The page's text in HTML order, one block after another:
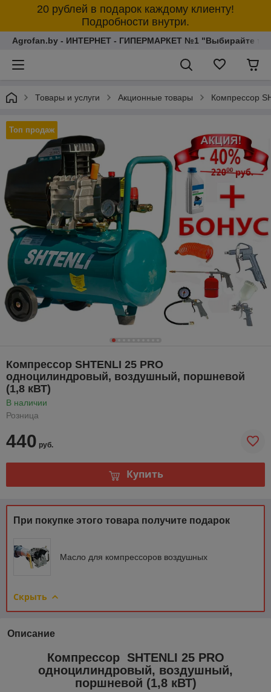
20 рублей в подарок каждому клиенту!
Подробности внутри.
Agrofan.by - ИНТЕРНЕТ - ГИПЕРМАРКЕТ №1 "Выбирайте
Товары и услуги Акционные товары Компрессор
Топ продаж
Компрессор SHTENLI 25 PRO
одноцилиндровый, воздушный, поршневой
(1,8 кВТ)
В наличии
Розница
440 руб.
Купить
При покупке этого товара получите подарок
Масло для компрессоров воздушных
Скрыть
Описание
Компрессор SHTENLI 25 PRO
одноцилиндровый, воздушный,
поршневой (1,8 кВТ)